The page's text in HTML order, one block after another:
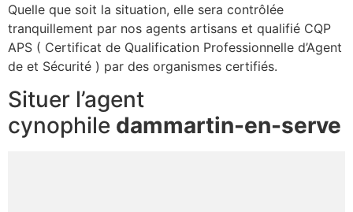
Quelle que soit la situation, elle sera contrôlée
tranquillement par nos agents artisans et qualifié CQP
APS ( Certificat de Qualification Professionnelle d’Agent
de et Sécurité ) par des organismes certifiés.
Situer l’agent
cynophile dammartin-en-serve